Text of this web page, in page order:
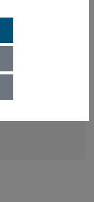
batériový (quartz)